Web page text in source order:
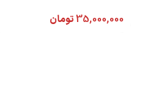
35,000,000تومان